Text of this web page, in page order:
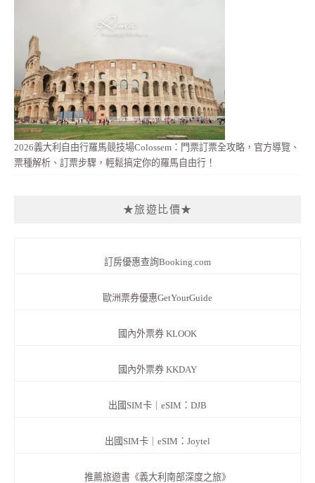
2026義大利自由行羅馬競技場Colossem：門票訂票全攻略，官方導覽、
票種解析、訂票步驟，輕鬆搞定你的羅馬自由行！
★旅遊比價★
訂房優惠查詢Booking.com
歐洲票券優惠GetYourGuide
國內外票券 KLOOK
國內外票券 KKDAY
出國SIM卡｜eSIM：DJB
出國SIM卡｜eSIM：Joytel
推薦旅遊書《義大利南部深度之旅》